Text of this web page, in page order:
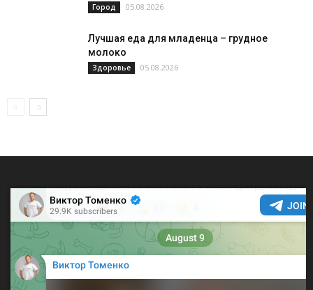
Город 05.08.2026
Лучшая еда для младенца – грудное
молоко
Здоровье 05.08.2026